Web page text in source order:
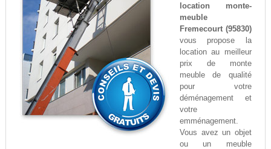
location monte-
meuble
Fremecourt (95830)
vous propose la
location au meilleur
prix de monte
meuble de qualité
pour votre
déménagement et
votre
emménagement.
Vous avez un objet
ou un meuble